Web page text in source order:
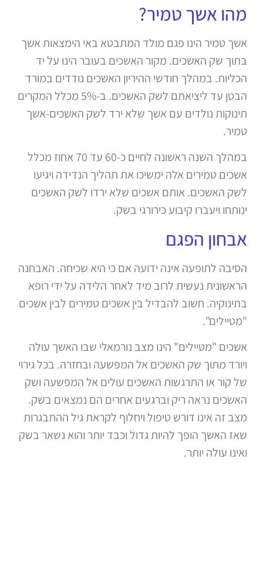
מהו אשך טמיר?
אשך טמיר הינו פגם מולד המתבטא באי הימצאות אשך
בתוך שק האשכים. מקור האשכים בעובר הינו על יד
הכליות. במהלך חודשי ההיריון האשכים נודדים במורד
הבטן עד ליציאתם לשק האשכים. ב-5% מכלל המקרים
תינוקות נולדים עם אשך שלא ירד לשק האשכים-אשך
טמיר.
במהלך השנה ראשונה לחיים כ-60 עד 70 אחוז מכלל
אשכים טמירים אלה ימשיכו את תהליך הנדידה ויגיעו
לשק האשכים. אותם אשכים שלא ירדו לשק האשכים
ינותחו ויעברו קיבוע כירורגי בשק.
אבחון הפגם
הסיבה לתופעה אינה ידועה אם כי היא שכיחה. האבחנה
הראשונית נעשית לרוב מיד לאחר הלידה על ידי רופא
בתינוקיה. חשוב להבדיל בין אשכים טמירים לבין אשכים
"מטיילים".
אשכים "מטיילים" הינו מצב נורמאלי שבו האשך עולה
ויורד מתוך שק האשכים אל המפשעה ובחזרה. בכל גירוי
של קור או התרגשות האשכים עולים אל המפשעה ושק
האשכים נראה ריק וברגעים אחרים הם נמצאים בשק.
מצב זה אינו דורש טיפול ויחלוף לקראת גיל ההתבגרות
שאז האשך הופך להיות גדול וכבד יותר והוא נשאר בשק
ואינו עולה יותר.